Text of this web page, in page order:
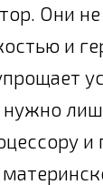
Они
и